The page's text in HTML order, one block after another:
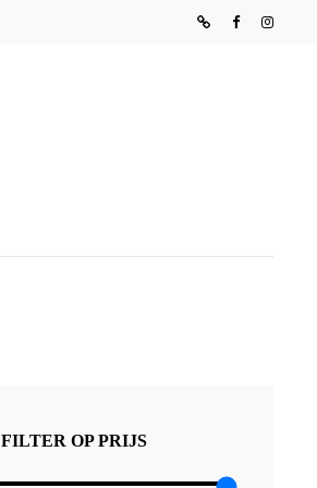
WebsiteFacebook
FILTER OP PRIJS